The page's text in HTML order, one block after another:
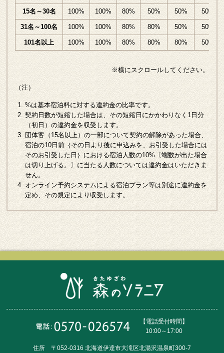
15名～30名 100% 100% 80% 50% 50% 50%
31名～100名 100% 100% 80% 80% 50% 50%
101名以上 100% 100% 80% 80% 80% 50%
※横にスクロールしてください。
（注）
%は基本宿泊料に対する違約金の比率です。
契約日数が短縮した場合は、その短縮日にかかわりなく1日分
（初日）の違約金を収受します。
団体客（15名以上）の一部について契約の解除があった場合、
宿泊の10日前｛その日より後に申込みを、お引受した場合には
そのお引受した日｝における宿泊人数の10%〔端数が出た場合
は切り上げる。〕に当たる人数については違約金はいただきま
せん。
オンライン予約システムによる宿泊プラン等は別途に違約金を
定め、その規定により収受します。
【電話受付時間】
10:00～17:00
住所 〒052-0316 北海道伊達市大滝区北湯沢温泉町300-7